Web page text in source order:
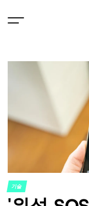
POSTED
IN
기술